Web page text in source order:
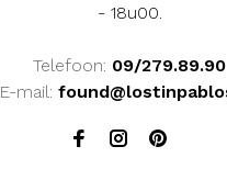
- 18u00.
Telefoon: 09/279.89.90
E-mail: